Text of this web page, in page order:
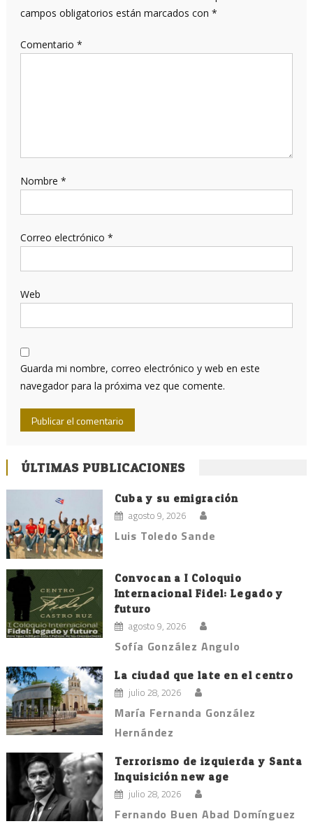
campos obligatorios están marcados con *
Comentario *
Nombre *
Correo electrónico *
Web
Guarda mi nombre, correo electrónico y web en este
navegador para la próxima vez que comente.
ÚLTIMAS PUBLICACIONES
Cuba y su emigración
agosto 9, 2026
Luis Toledo Sande
Convocan a I Coloquio
Internacional Fidel: Legado y
futuro
agosto 9, 2026
Sofía González Angulo
La ciudad que late en el centro
julio 28, 2026
María Fernanda González
Hernández
Terrorismo de izquierda y Santa
Inquisición new age
julio 28, 2026
Fernando Buen Abad Domínguez